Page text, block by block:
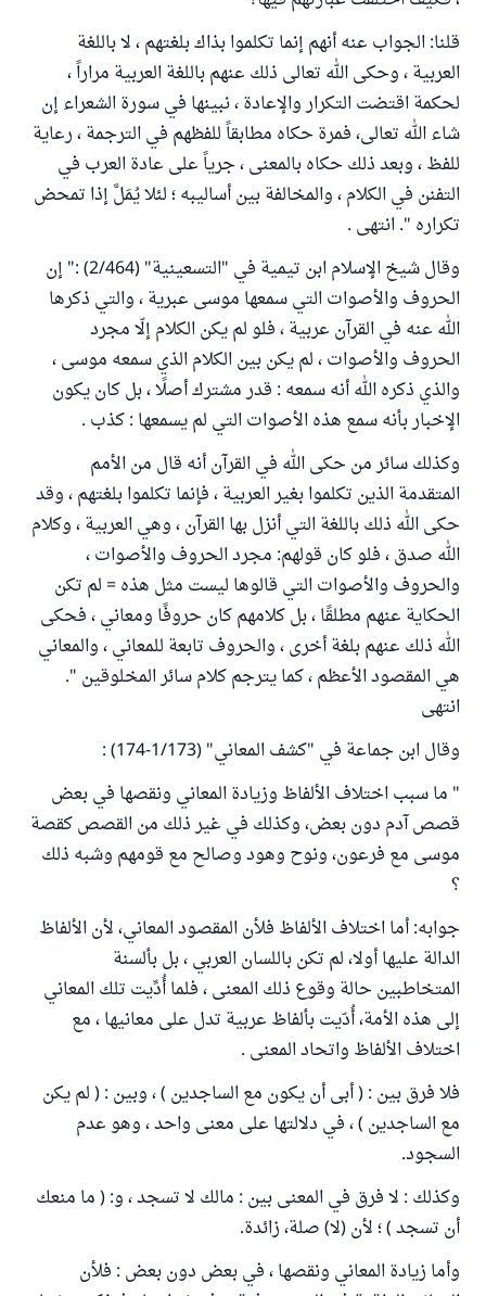
قلنا: الجواب عنه أنهم إنما تكلموا بذاك بلغتهم ، لا باللغة
العربية ، وحكى الله تعالى ذلك عنهم باللغة العربية مراراً ،
لحكمة اقتضت التكرار والإعادة ، نبينها في سورة الشعراء إن
شاء الله تعالى، فمرة حكاه مطابقاً للفظهم في الترجمة ، رعاية
للفظ ، وبعد ذلك حكاه بالمعنى ، جرياً على عادة العرب في
التفنن في الكلام ، والمخالفة بين أساليبه ؛ لئلا يُمَلَّ إذا تمحض
تكراره ". انتهى .
وقال شيخ الإسلام ابن تيمية في "التسعينية" (2/464) :" إن
الحروف والأصوات التي سمعها موسى عبرية ، والتي ذكرها
الله عنه في القرآن عربية ، فلو لم يكن الكلام إلّا مجرد
الحروف والأصوات ، لم يكن بين الكلام الذي سمعه موسى ،
والذي ذكره الله أنه سمعه : قدر مشترك أصلًا ، بل كان يكون
الإخبار بأنه سمع هذه الأصوات التي لم يسمعها : كذب .
وكذلك سائر من حكى الله في القرآن أنه قال من الأمم
المتقدمة الذين تكلموا بغير العربية ، فإنما تكلموا بلغتهم ، وقد
حكى الله ذلك باللغة التي أنزل بها القرآن ، وهي العربية ، وكلام
الله صدق ، فلو كان قولهم: مجرد الحروف والأصوات ،
والحروف والأصوات التي قالوها ليست مثل هذه = لم تكن
الحكاية عنهم مطلقًا ، بل كلامهم كان حروفًا ومعاني ، فحكى
الله ذلك عنهم بلغة أخرى ، والحروف تابعة للمعاني ، والمعاني
هي المقصود الأعظم ، كما يترجم كلام سائر المخلوقين ".
انتهى
وقال ابن جماعة في "كشف المعاني" (1/173-174) :
" ما سبب اختلاف الألفاظ وزيادة المعاني ونقصها في بعض
قصص آدم دون بعض، وكذلك في غير ذلك من القصص كقصة
موسى مع فرعون، ونوح وهود وصالح مع قومهم وشبه ذلك
؟
جوابه: أما اختلاف الألفاظ فلأن المقصود المعاني، لأن الألفاظ
الدالة عليها أولا، لم تكن باللسان العربي ، بل بألسنة
المتخاطبين حالة وقوع ذلك المعنى ، فلما أُدِّيت تلك المعاني
إلى هذه الأمة، أُدّيت بألفاظ عربية تدل على معانيها ، مع
اختلاف الألفاظ واتحاد المعنى .
فلا فرق بين : ( أبى أن يكون مع الساجدين ) ، وبين : ( لم يكن
مع الساجدين ) ، في دلالتها على معنى واحد ، وهو عدم
السجود.
وكذلك : لا فرق في المعنى بين : مالك لا تسجد ، و: ( ما منعك
أن تسجد ) ؛ لأن (لا) صلة، زائدة.
وأما زيادة المعاني ونقصها ، في بعض دون بعض : فلأن